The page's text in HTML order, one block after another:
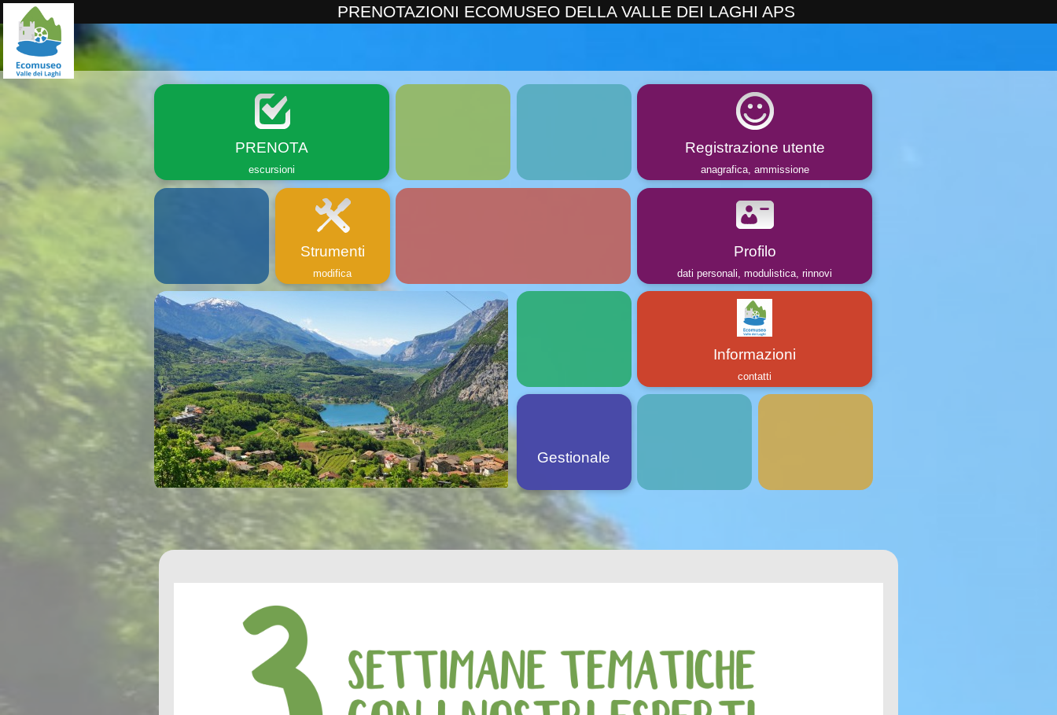
PRENOTAZIONI ECOMUSEO DELLA VALLE DEI LAGHI APS
PRENOTA
escursioni
Registrazione utente
anagrafica, ammissione
Strumenti
modifica
Profilo
dati personali, modulistica, rinnovi
Informazioni
contatti
Gestionale